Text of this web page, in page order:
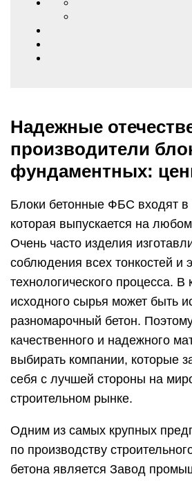
Надежные
производители
фундаментных:
Блоки бетонные ФБС входят в
которая выпускается на
Очень часто изделия
соблюдения всех тонкостей и
технологического процесса. В
исходного сырья может быть
разномарочный бетон.
качественного и надежного
выбирать компании, которые
себя с лучшей стороны на
строительном рынке.
Одним из самых крупных
по производству
бетона является Завод